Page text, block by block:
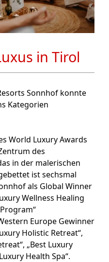
in Tirol
Sonnhof konnte
Kategorien
World Luxury Awards
des
in der malerischen
ist sechsmal
als Global Winner
Wellness Healing
Europe Gewinner
Holistic Retreat“,
„Best Luxury
Health Spa“.